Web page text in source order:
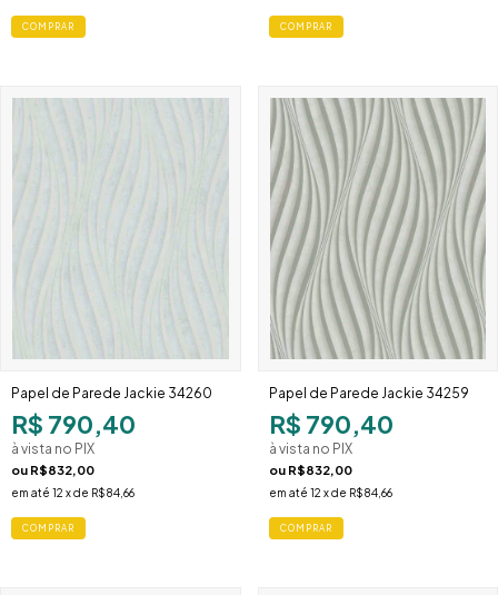
Papel de Parede Jackie 34260
R$ 790,40
à vista no PIX
ou R$832,00
em até 12 x de R$84,66
Papel de Parede Jackie 34259
R$ 790,40
à vista no PIX
ou R$832,00
em até 12 x de R$84,66